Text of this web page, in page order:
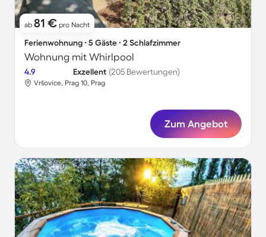
ab 81 € pro Nacht
Ferienwohnung ∙ 5 Gäste ∙ 2 Schlafzimmer
Wohnung mit Whirlpool
4.9 Exzellent (205 Bewertungen)
Vršovice, Prag 10, Prag
Zum Angebot